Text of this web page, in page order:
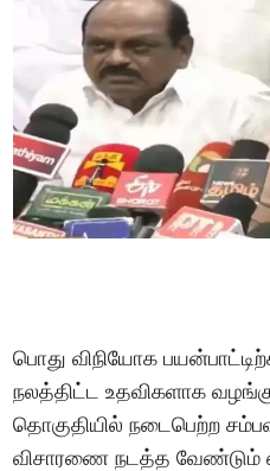
பொது விநியோக
நலத்திட்ட உதவிகளாக
தொகுதியில் நடைபெற்ற
விசாரணை நடத்த வேண்டும்